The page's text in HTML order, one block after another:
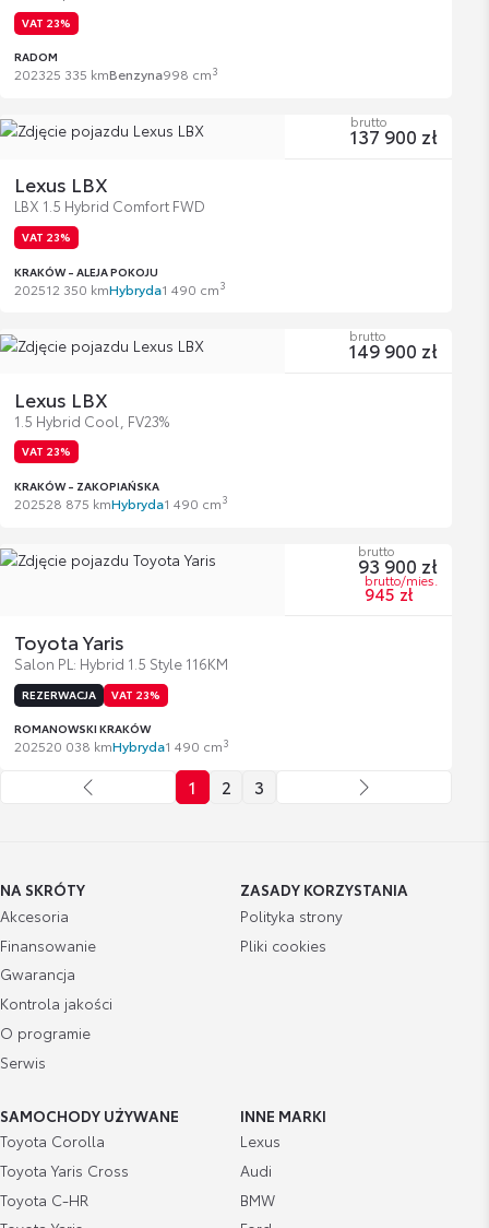
VAT 23%
RADOM
202325 335 kmBenzyna998 cm3
Lexus LBX
LBX 1.5 Hybrid Comfort FWD
VAT 23%
KRAKÓW - ALEJA POKOJU
202512 350 kmHybryda1 490 cm3
brutto
137 900 zł
Lexus LBX
1.5 Hybrid Cool, FV23%
VAT 23%
KRAKÓW - ZAKOPIAŃSKA
202528 875 kmHybryda1 490 cm3
brutto
149 900 zł
Toyota Yaris
Salon PL: Hybrid 1.5 Style 116KM
REZERWACJA VAT 23%
ROMANOWSKI KRAKÓW
202520 038 kmHybryda1 490 cm3
brutto
93 900 zł
brutto/mies.
945 zł
1 2 3
NA SKRÓTY
Akcesoria
Finansowanie
Gwarancja
Kontrola jakości
O programie
Serwis
ZASADY KORZYSTANIA
Polityka strony
Pliki cookies
SAMOCHODY UŻYWANE
Toyota Corolla
Toyota Yaris Cross
Toyota C-HR
INNE MARKI
Lexus
Audi
BMW